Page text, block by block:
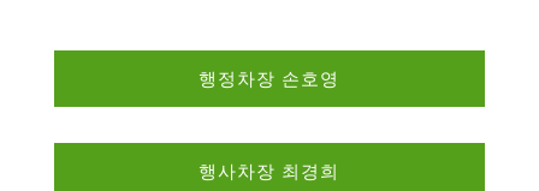
행정차장 손호영
행사차장 최경희